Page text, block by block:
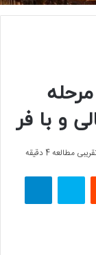
و با فر
مطالعه 4 دقیقه
اسکایپ